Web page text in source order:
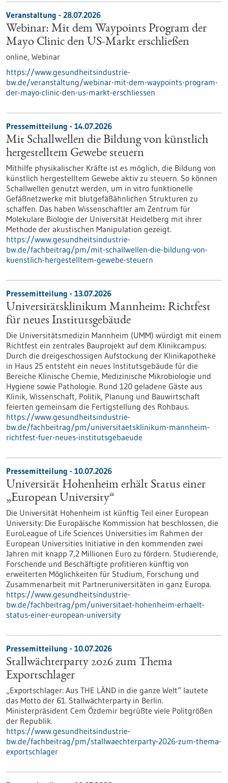
Veranstaltung - 28.07.2026
Webinar: Mit dem Waypoints Program der
Mayo Clinic den US-Markt erschließen
online, Webinar
https://www.gesundheitsindustrie-
bw.de/veranstaltung/webinar-mit-dem-waypoints-program-
der-mayo-clinic-den-us-markt-erschliessen
Pressemitteilung - 14.07.2026
Mit Schallwellen die Bildung von künstlich
hergestelltem Gewebe steuern
Mithilfe physikalischer Kräfte ist es möglich, die Bildung von
künstlich hergestelltem Gewebe aktiv zu steuern. So können
Schallwellen genutzt werden, um in vitro funktionelle
Gefäßnetzwerke mit blutgefäßähnlichen Strukturen zu
schaffen. Das haben Wissenschaftler am Zentrum für
Molekulare Biologie der Universität Heidelberg mit ihrer
Methode der akustischen Manipulation gezeigt.
https://www.gesundheitsindustrie-
bw.de/fachbeitrag/pm/mit-schallwellen-die-bildung-von-
kuenstlich-hergestelltem-gewebe-steuern
Pressemitteilung - 13.07.2026
Universitätsklinikum Mannheim: Richtfest
für neues Institutsgebäude
Die Universitätsmedizin Mannheim (UMM) würdigt mit einem
Richtfest ein zentrales Bauprojekt auf dem Klinikcampus:
Durch die dreigeschossigen Aufstockung der Klinikapotheke
in Haus 25 entsteht ein neues Institutsgebäude für die
Bereiche Klinische Chemie, Medizinische Mikrobiologie und
Hygiene sowie Pathologie. Rund 120 geladene Gäste aus
Klinik, Wissenschaft, Politik, Planung und Bauwirtschaft
feierten gemeinsam die Fertigstellung des Rohbaus.
https://www.gesundheitsindustrie-
bw.de/fachbeitrag/pm/universitaetsklinikum-mannheim-
richtfest-fuer-neues-institutsgebaeude
Pressemitteilung - 10.07.2026
Universität Hohenheim erhält Status einer
„European University“
Die Universität Hohenheim ist künftig Teil einer European
University: Die Europäische Kommission hat beschlossen, die
EuroLeague of Life Sciences Universities im Rahmen der
European Universities Initiative in den kommenden zwei
Jahren mit knapp 7,2 Millionen Euro zu fördern. Studierende,
Forschende und Beschäftigte profitieren künftig von
erweiterten Möglichkeiten für Studium, Forschung und
Zusammenarbeit mit Partneruniversitäten in ganz Europa.
https://www.gesundheitsindustrie-
bw.de/fachbeitrag/pm/universitaet-hohenheim-erhaelt-
status-einer-european-university
Pressemitteilung - 10.07.2026
Stallwächterparty 2026 zum Thema
Exportschlager
„Exportschlager: Aus THE LÄND in die ganze Welt“ lautete
das Motto der 61. Stallwächterparty in Berlin.
Ministerpräsident Cem Özdemir begrüßte viele Politgrößen
der Republik.
https://www.gesundheitsindustrie-
bw.de/fachbeitrag/pm/stallwaechterparty-2026-zum-thema-
exportschlager